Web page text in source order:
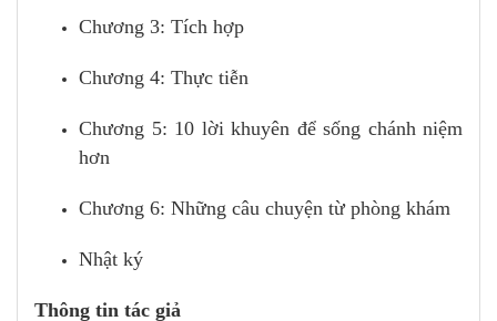
Chương 3: Tích hợp
Chương 4: Thực tiễn
Chương 5: 10 lời khuyên để sống chánh niệm
hơn
Chương 6: Những câu chuyện từ phòng khám
Nhật ký
Thông tin tác giả